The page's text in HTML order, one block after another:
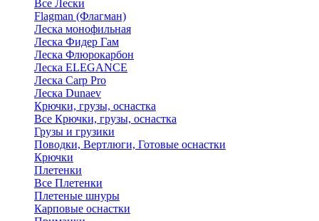
Все Лески
Flagman (Флагман)
Леска монофильная
Леска Фидер Гам
Леска Флюрокарбон
Леска ELEGANCE
Леска Carp Pro
Леска Dunaev
Крючки, грузы, оснастка
Все Крючки, грузы, оснастка
Грузы и грузики
Поводки, Вертлюги, Готовые оснастки
Крючки
Плетенки
Все Плетенки
Плетеные шнуры
Карповые оснастки